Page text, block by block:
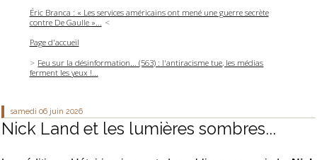
Éric Branca : « Les services américains ont mené une guerre secrète
contre De Gaulle »...
Page d'accueil
Feu sur la désinformation... (563) : l'antiracisme tue, les médias
ferment les yeux !...
samedi 06 juin 2026
Nick Land et les lumières sombres...